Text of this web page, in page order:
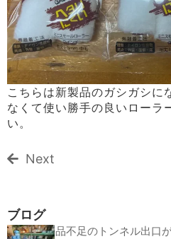
こちらは新製品のガシガシに
なくて使い勝手の良いローラ
い。
Next
ブログ
品不足のトンネル出口